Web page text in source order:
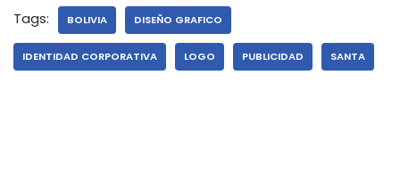
Tags: BOLIVIA DISEÑO GRAFICO
IDENTIDAD CORPORATIVA LOGO PUBLICIDAD SANTA